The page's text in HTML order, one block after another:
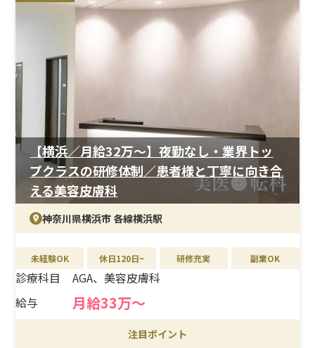
月給33万円以上、年間休日125日。結婚・出産祝金は第一
子30万円、第二子40万円。育休取得率は女性100％、男
【横浜／月給32万〜】夜勤なし・業界トッ
プクラスの研修体制／患者様と丁寧に向き合
える美容皮膚科
神奈川県横浜市 各線横浜駅
未経験OK 休日120日~ 研修充実 副業OK
診療科目
AGA、美容皮膚科
給与
月給33万〜
注目ポイント